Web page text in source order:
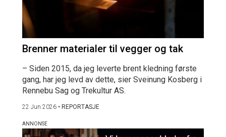
Brenner materialer til vegger og tak
– Siden 2015, da jeg leverte brent kledning første
gang, har jeg levd av dette, sier Sveinung Kosberg i
Rennebu Sag og Trekultur AS.
22 Jun 2026 • REPORTASJE